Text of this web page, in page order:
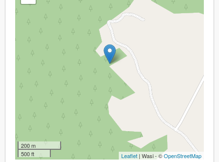
200 m
500 ft
Leaflet | Wasi - ©OpenStreetMap